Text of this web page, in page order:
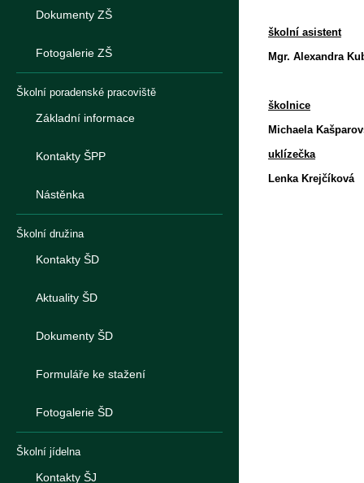
Dokumenty ZŠ
Fotogalerie ZŠ
Školní poradenské pracoviště
Základní informace
Kontakty ŠPP
Nástěnka
Školní družina
Kontakty ŠD
Aktuality ŠD
Dokumenty ŠD
Formuláře ke stažení
Fotogalerie ŠD
Školní jídelna
Kontakty ŠJ
školní asistent
Mgr. Alexandra
školnice
Michaela
uklízečka
Lenka Krejčíková